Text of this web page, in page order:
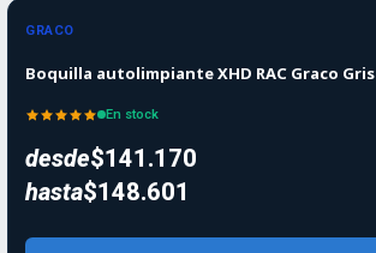
GRACO
Boquilla autolimpiante XHD RAC Graco Gris
En stock
desde$141.170
hasta$148.601